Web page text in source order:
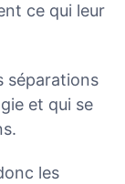
ce qui leur
séparations
et qui se
les